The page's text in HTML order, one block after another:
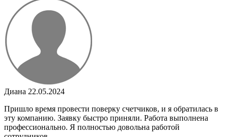
Диана 22.05.2024
Пришло время провести поверку счетчиков, и я обратилась в
эту компанию. Заявку быстро приняли. Работа выполнена
профессионально. Я полностью довольна работой